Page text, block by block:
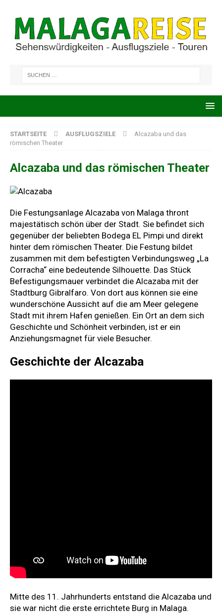
STARTSEITE AUSFLUGSZIELE
Alcazaba und das
römischen Theater
Alcazaba und das römischen Theater
Die Festungsanlage Alcazaba von Malaga thront
majestätisch schön über der Stadt. Sie befindet sich
gegenüber der beliebten Bodega EL Pimpi und direkt
hinter dem römischen Theater. Die Festung bildet
zusammen mit dem befestigten Verbindungsweg „La
Corracha“ eine bedeutende Silhouette. Das Stück
Befestigungsmauer verbindet die Alcazaba mit der
Stadtburg Gibralfaro. Von dort aus können sie eine
wunderschöne Aussicht auf die am Meer gelegene
Stadt mit ihrem Hafen genießen. Ein Ort an dem sich
Geschichte und Schönheit verbinden, ist er ein
Anziehungsmagnet für viele Besucher.
Geschichte der Alcazaba
Mitte des 11. Jahrhunderts entstand die Alcazaba und
sie war nicht die erste errichtete Burg in Malaga.